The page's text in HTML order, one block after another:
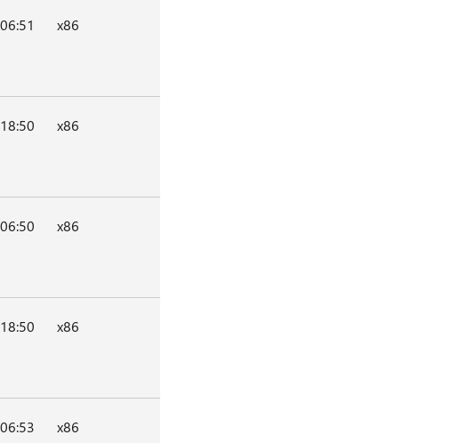
06:51 x86
18:50 x86
06:50 x86
18:50 x86
06:53 x86